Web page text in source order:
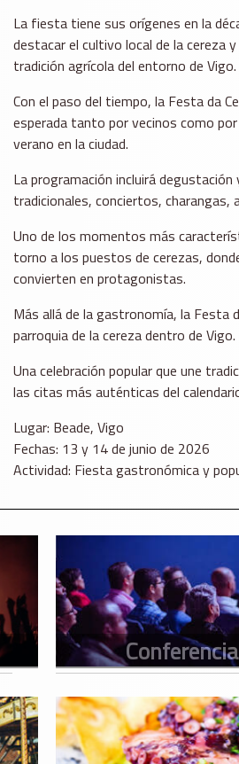
La fiesta tiene sus orígenes en la
destacar el cultivo local de la cereza
tradición agrícola del entorno de Vigo.
Con el paso del tiempo, la Festa da
esperada tanto por vecinos como
verano en la ciudad.
La programación incluirá
tradicionales, conciertos, charangas,
Uno de los momentos más
torno a los puestos de cerezas,
convierten en protagonistas.
Más allá de la gastronomía, la Festa
parroquia de la cereza dentro de Vigo.
Una celebración popular que une
las citas más auténticas del
Lugar: Beade, Vigo
Fechas: 13 y 14 de junio de 2026
Actividad: Fiesta gastronómica y